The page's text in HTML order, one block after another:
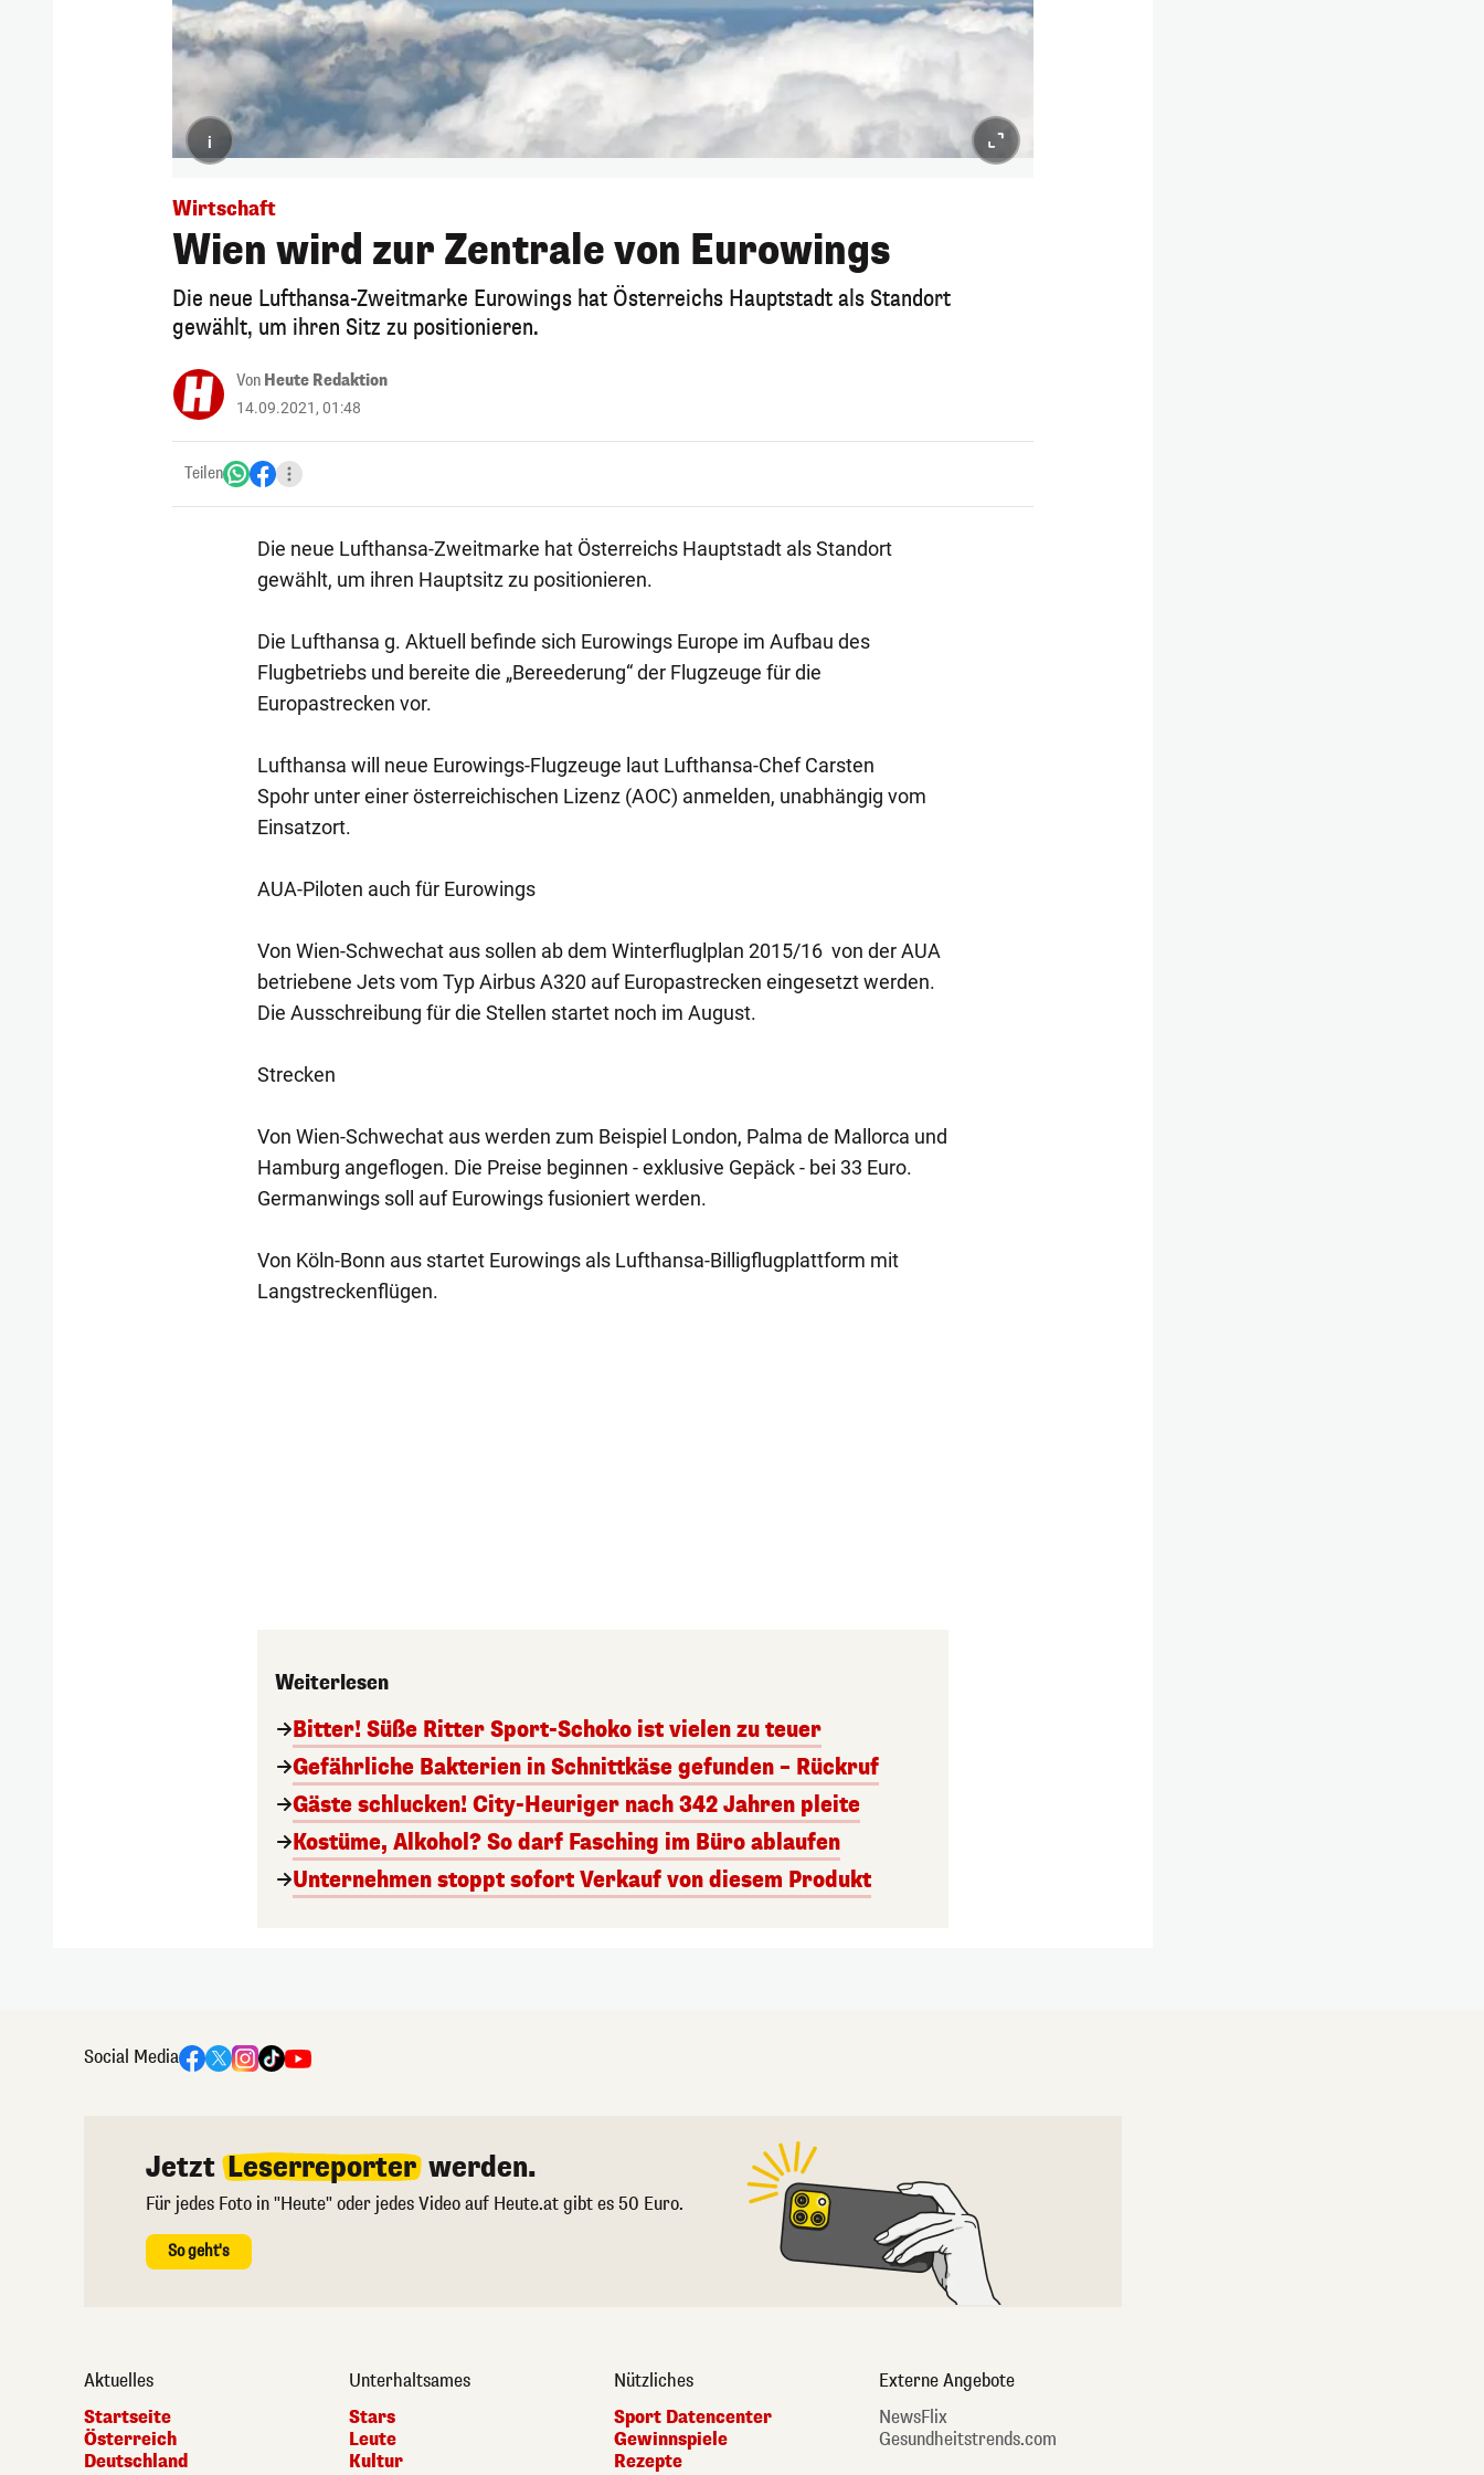
i
Wirtschaft
Wien wird zur Zentrale von Eurowings
Die neue Lufthansa-Zweitmarke Eurowings hat Österreichs Hauptstadt als Standort
gewählt, um ihren Sitz zu positionieren.
Von Heute Redaktion
14.09.2021, 01:48
Teilen
Die neue Lufthansa-Zweitmarke hat Österreichs Hauptstadt als Standort
gewählt, um ihren Hauptsitz zu positionieren.
Die Lufthansa g. Aktuell befinde sich Eurowings Europe im Aufbau des
Flugbetriebs und bereite die „Bereederung“ der Flugzeuge für die
Europastrecken vor.
Lufthansa will neue Eurowings-Flugzeuge laut Lufthansa-Chef Carsten
Spohr unter einer österreichischen Lizenz (AOC) anmelden, unabhängig vom
Einsatzort.
AUA-Piloten auch für Eurowings
Von Wien-Schwechat aus sollen ab dem Winterfluglplan 2015/16 von der AUA
betriebene Jets vom Typ Airbus A320 auf Europastrecken eingesetzt werden.
Die Ausschreibung für die Stellen startet noch im August.
Strecken
Von Wien-Schwechat aus werden zum Beispiel London, Palma de Mallorca und
Hamburg angeflogen. Die Preise beginnen - exklusive Gepäck - bei 33 Euro.
Germanwings soll auf Eurowings fusioniert werden.
Von Köln-Bonn aus startet Eurowings als Lufthansa-Billigflugplattform mit
Langstreckenflügen.
Weiterlesen
Bitter! Süße Ritter Sport-Schoko ist vielen zu teuer
Gefährliche Bakterien in Schnittkäse gefunden – Rückruf
Gäste schlucken! City-Heuriger nach 342 Jahren pleite
Kostüme, Alkohol? So darf Fasching im Büro ablaufen
Unternehmen stoppt sofort Verkauf von diesem Produkt
Social Media
Jetzt Leserreporter werden.
Für jedes Foto in "Heute" oder jedes Video auf Heute.at gibt es 50 Euro.
So geht's
Aktuelles
Startseite
Österreich
Deutschland
Unterhaltsames
Stars
Leute
Kultur
Nützliches
Sport Datencenter
Gewinnspiele
Rezepte
Externe Angebote
NewsFlix
Gesundheitstrends.com